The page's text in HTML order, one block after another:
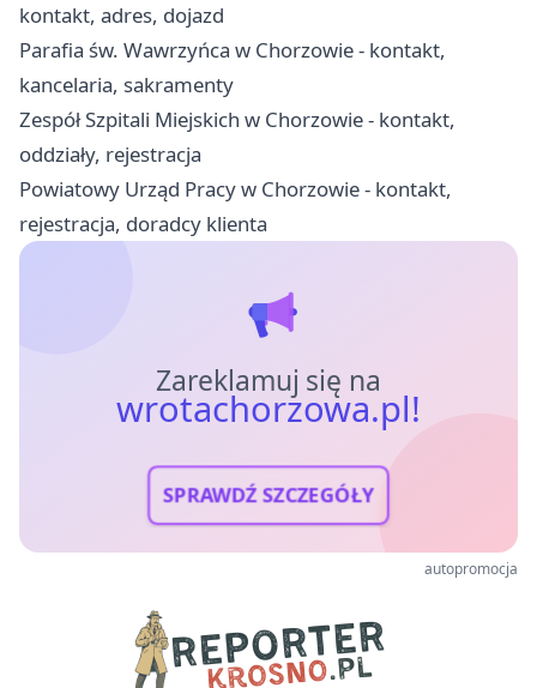
kontakt, adres, dojazd
Parafia św. Wawrzyńca w Chorzowie - kontakt,
kancelaria, sakramenty
Zespół Szpitali Miejskich w Chorzowie - kontakt,
oddziały, rejestracja
Powiatowy Urząd Pracy w Chorzowie - kontakt,
rejestracja, doradcy klienta
Zareklamuj się na
wrotachorzowa.pl!
SPRAWDŹ SZCZEGÓŁY
autopromocja